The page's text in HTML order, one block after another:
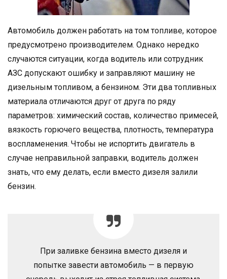
Автомобиль должен работать на том топливе, которое
предусмотрено производителем. Однако нередко
случаются ситуации, когда водитель или сотрудник
АЗС допускают ошибку и заправляют машину не
дизельным топливом, а бензином. Эти два топливных
материала отличаются друг от друга по ряду
параметров: химический состав, количество примесей,
вязкость горючего вещества, плотность, температура
воспламенения. Чтобы не испортить двигатель в
случае неправильной заправки, водитель должен
знать, что ему делать, если вместо дизеля залили
бензин.
При заливке бензина вместо дизеля и
попытке завести автомобиль — в первую